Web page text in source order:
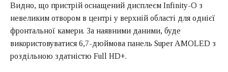
Видно, що пристрій оснащений дисплеєм Infinity-O з
невеликим отвором в центрі у верхній області для однієї
фронтальної камери. За наявними даними, буде
використовуватися 6,7-дюймова панель Super AMOLED з
роздільною здатністю Full HD+.